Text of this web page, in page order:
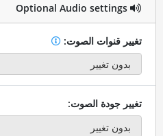
Optional Audio settings
تغيير قنوات الصوت:
تغيير جودة الصوت: